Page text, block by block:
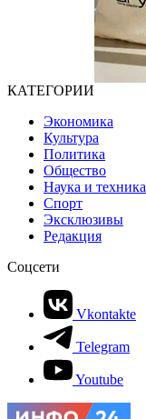
КАТЕГОРИИ
Экономика
Культура
Политика
Общество
Наука и техника
Спорт
Эксклюзивы
Редакция
Соцсети
Vkontakte
Telegram
Youtube